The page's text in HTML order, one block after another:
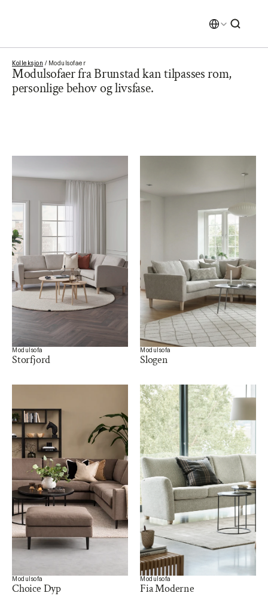
Kolleksjon / Modulsofaer
Modulsofaer fra Brunstad kan tilpasses rom,
personlige behov og livsfase.
Modulsofa
Storfjord
Modulsofa
Slogen
Modulsofa
Choice Dyp
Modulsofa
Fia Moderne